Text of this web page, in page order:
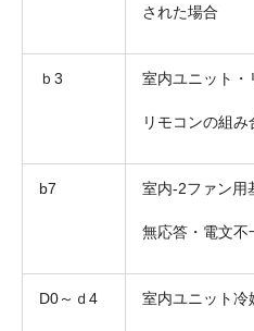
された場合
ｂ3 室内ユニット・
リモコンの組み
b7 室内-2ファン用
無応答・電文不
D0～ｄ4 室内ユニット冷